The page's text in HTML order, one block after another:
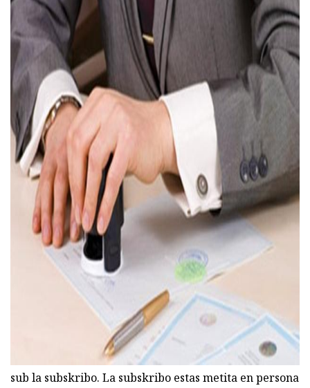
ad
sub la subskribo. La subskribo estas metita en persona